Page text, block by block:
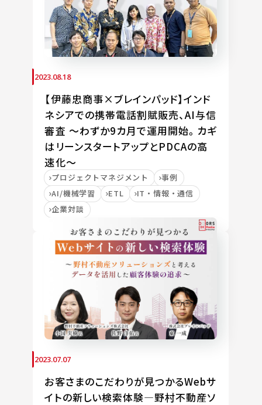
2023.08.18
【伊藤忠商事×ブレインパッド】インド
ネシアでの携帯電話割賦販売、AI与信
審査 ～わずか9カ月で運用開始。カギ
はリーンスタートアップとPDCAの高
速化～
プロジェクトマネジメント
事例
AI/機械学習
ETL
IT・情報・通信
企業対談
2023.07.07
お客さまのこだわりが見つかるWebサ
イトの新しい検索体験―野村不動産ソ